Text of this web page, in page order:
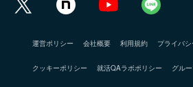
運営ポリシー 会社概要 利用規約 プライバ
クッキーポリシー 就活QAラボポリシー グル